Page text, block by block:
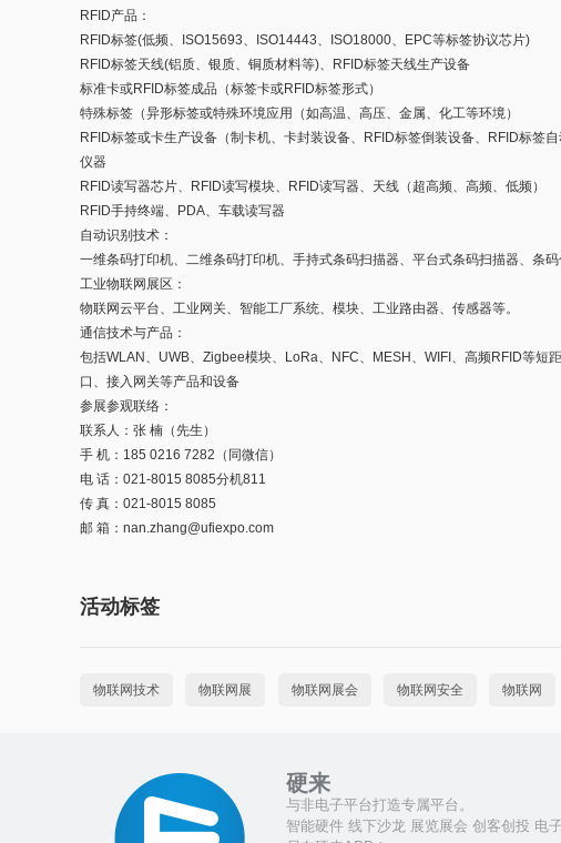
RFID产品：
RFID标签(低频、ISO15693、ISO14443、ISO18000、EPC等标签协议芯片)
RFID标签天线(铝质、银质、铜质材料等)、RFID标签天线生产设备
标准卡或RFID标签成品（标签卡或RFID标签形式）
特殊标签（异形标签或特殊环境应用（如高温、高压、金属、化工等环境）
RFID标签或卡生产设备（制卡机、卡封装设备、RFID标签倒装设备、RFID标签
仪器
RFID读写器芯片、RFID读写模块、RFID读写器、天线（超高频、高频、低频）
RFID手持终端、PDA、车载读写器
自动识别技术：
一维条码打印机、二维条码打印机、手持式条码扫描器、平台式条码扫描器、条
工业物联网展区：
物联网云平台、工业网关、智能工厂系统、模块、工业路由器、传感器等。
通信技术与产品：
包括WLAN、UWB、Zigbee模块、LoRa、NFC、MESH、WIFI、高频RFID等短
口、接入网关等产品和设备
参展参观联络：
联系人：张 楠（先生）
手 机：185 0216 7282（同微信）
电 话：021-8015 8085分机811
传 真：021-8015 8085
邮 箱：nan.zhang@ufiexpo.com
活动标签
物联网技术 物联网展 物联网展会 物联网安全 物联网
硬来
与非电子平台打造专属平台。
智能硬件 线下沙龙 展览展会 创客创投 电